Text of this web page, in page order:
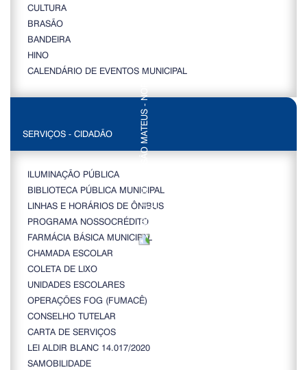
CULTURA
BRASÃO
BANDEIRA
HINO
CALENDÁRIO DE EVENTOS MUNICIPAL
SERVIÇOS - CIDADÃO
ILUMINAÇÃO PÚBLICA
BIBLIOTECA PÚBLICA MUNICIPAL
LINHAS E HORÁRIOS DE ÔNIBUS
PROGRAMA NOSSOCRÉDITO
FARMÁCIA BÁSICA MUNICIPAL
CHAMADA ESCOLAR
COLETA DE LIXO
UNIDADES ESCOLARES
OPERAÇÕES FOG (FUMACÊ)
CONSELHO TUTELAR
CARTA DE SERVIÇOS
LEI ALDIR BLANC 14.017/2020
SAMOBILIDADE